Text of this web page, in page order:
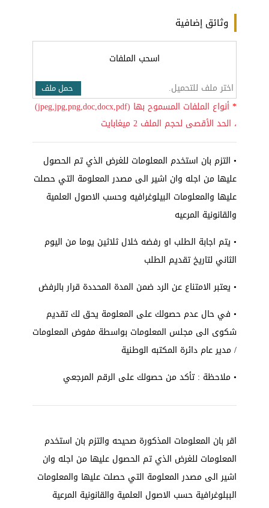
وثائق إضافية
اسحب الملفات
حمل ملف
اختر ملف للتحميل.
*
أنواع الملفات المسموح بها (jpeg,jpg,png,doc,docx,pdf)
، الحد الأقصى لحجم الملف 2 ميغابايت
• التزم بان استخدم المعلومات للغرض الذي تم الحصول
عليها من اجله وان اشير الى مصدر المعلومة التي حصلت
عليها والمعلومات البيلوغرافيه وحسب الاصول العلمية
والقانونية المرعيه
• يتم اجابة الطلب او رفضه خلال ثلاثين يوما من اليوم
الثاني لتاريخ تقديم الطلب
• يعتبر الامتناع عن الرد ضمن المدة المحددة قرار بالرفض
• في حال عدم حصولك على المعلومة يحق لك تقديم
شكوى الى مجلس المعلومات بواسطة مفوض المعلومات
/ مدير عام دائرة المكتبه الوطنية
• ملاحظة : تأكد من حصولك على الرقم المرجعي
اقر بان المعلومات المذكورة صحيحه والتزم بان استخدم
المعلومات للغرض الذي تم الحصول عليها من اجله وان
اشير الى مصدر المعلومة التي حصلت عليها والمعلومات
الببلوغرافية حسب الاصول العلمية والقانونية المرعية